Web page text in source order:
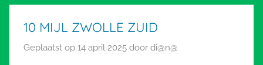
10 MIJL ZWOLLE ZUID
Geplaatst op 14 april 2025 door di@n@